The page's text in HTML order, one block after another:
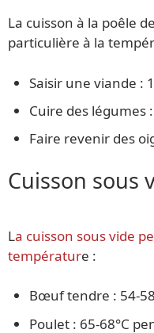
La cuisson à la poêle
particulière à la
Saisir une viande :
Cuire des légumes
Faire revenir des
Cuisson sous
La cuisson sous vide
température :
Bœuf tendre : 54-
Poulet : 65-68°C